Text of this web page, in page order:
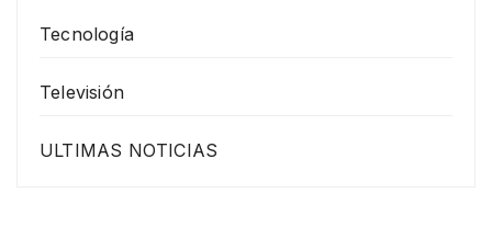
Tecnología
Televisión
ULTIMAS NOTICIAS